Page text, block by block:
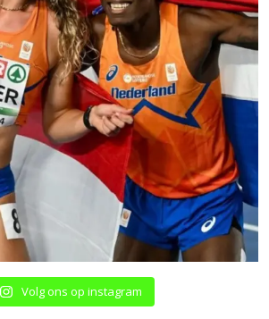
Volg ons op instagram